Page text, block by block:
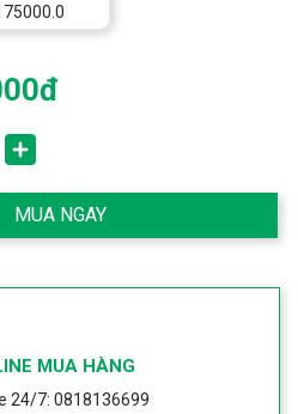
MUA NGAY
MUA HÀNG
24/7: 0818136699